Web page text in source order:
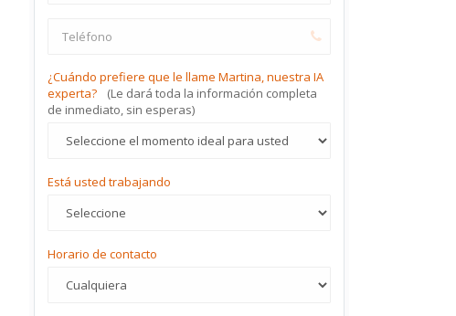
¿Cuándo prefiere que le llame Martina, nuestra IA
experta?
(Le dará toda la información completa
de inmediato, sin esperas)
Está usted trabajando
Horario de contacto